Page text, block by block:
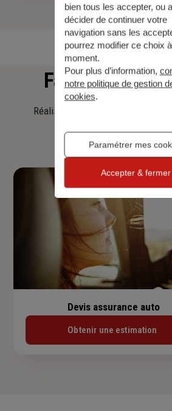
Faitesune
Réalisez une simulation tarifaire
Devis assurance auto
Obtenir une estimation
bien tous les accepter, ou
décider de continuer votre
navigation sans les
pourrez modifier ce choix
moment.
Pour plus d’information,
notre politique de gestion
cookies.
Paramétrer mes
Accepter & fermer